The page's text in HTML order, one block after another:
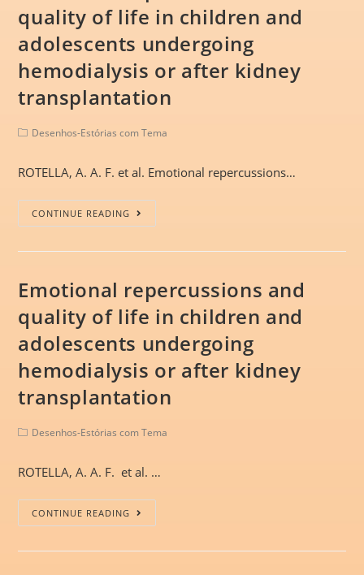
quality of life in children and
adolescents undergoing
hemodialysis or after kidney
transplantation
Desenhos-Estórias com Tema
ROTELLA, A. A. F. et al. Emotional repercussions…
CONTINUE READING
Emotional repercussions and
quality of life in children and
adolescents undergoing
hemodialysis or after kidney
transplantation
Desenhos-Estórias com Tema
ROTELLA, A. A. F. et al. …
CONTINUE READING